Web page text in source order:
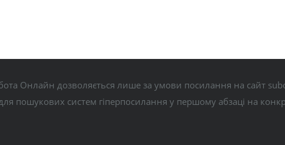
Онлайн дозволяється лише за умови посилання на сайт
пошукових систем гіперпосилання у першому абзаці на